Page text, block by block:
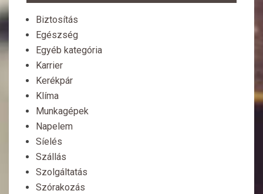
Biztosítás
Egészség
Egyéb kategória
Karrier
Kerékpár
Klíma
Munkagépek
Napelem
Síelés
Szállás
Szolgáltatás
Szórakozás